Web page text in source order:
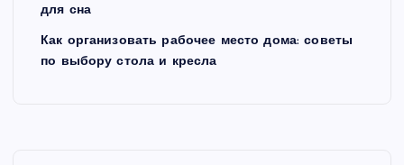
для сна
Как организовать рабочее место дома: советы
по выбору стола и кресла